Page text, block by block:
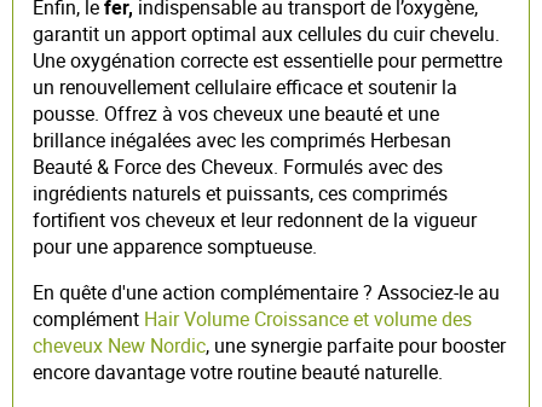
Enfin, lefer, indispensable au transport de l’oxygène,
garantit un apport optimal aux cellules du cuir chevelu.
Une oxygénation correcte est essentielle pour permettre
un renouvellement cellulaire efficace et soutenir la
pousse. Offrez à vos cheveux une beauté et une
brillance inégalées avec les comprimés Herbesan
Beauté & Force des Cheveux. Formulés avec des
ingrédients naturels et puissants, ces comprimés
fortifient vos cheveux et leur redonnent de la vigueur
pour une apparence somptueuse.
En quête d'une action complémentaire ? Associez-le au
complément Hair Volume Croissance et volume des
cheveux New Nordic, une synergie parfaite pour booster
encore davantage votre routine beauté naturelle.